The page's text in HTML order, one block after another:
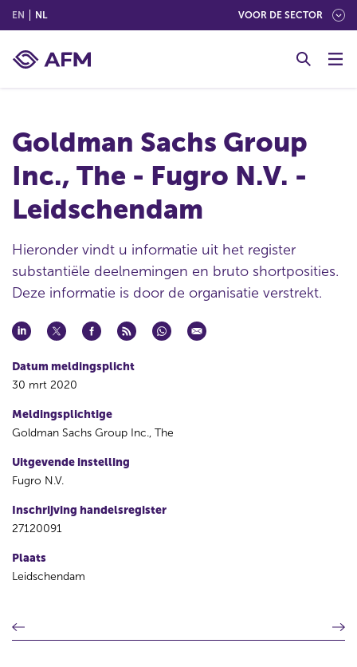
EN (ENGLISH)
NL(NEDERLANDS (NEDERLAND)) VOOR DE SECTOR
Goldman Sachs Group
Inc., The - Fugro N.V. -
Leidschendam
Hieronder vindt u informatie uit het register
substantiële deelnemingen en bruto shortposities.
Deze informatie is door de organisatie verstrekt.
Datum meldingsplicht
30 mrt 2020
Meldingsplichtige
Goldman Sachs Group Inc., The
Uitgevende instelling
Fugro N.V.
Inschrijving handelsregister
27120091
Plaats
Leidschendam
o
V
o